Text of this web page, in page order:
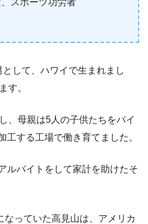
して、ハワイで生まれまし
す。
、母親は5人の子供たちをパイ
工する工場で働き育てました。
ルバイトをして家計を助けたそ
っていた高見山は、アメリカ